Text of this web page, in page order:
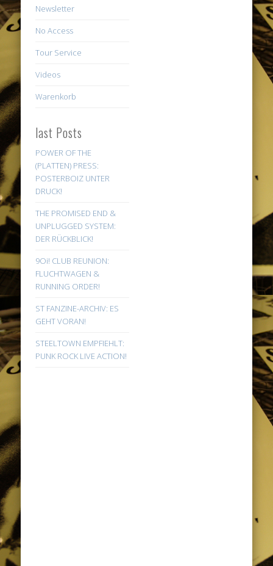
Newsletter
No Access
Tour Service
Videos
Warenkorb
last Posts
POWER OF THE
(PLATTEN) PRESS:
POSTERBOIZ UNTER
DRUCK!
THE PROMISED END &
UNPLUGGED SYSTEM:
DER RÜCKBLICK!
9Oi! CLUB REUNION:
FLUCHTWAGEN &
RUNNING ORDER!
ST FANZINE-ARCHIV: ES
GEHT VORAN!
STEELTOWN EMPFIEHLT:
PUNK ROCK LIVE ACTION!